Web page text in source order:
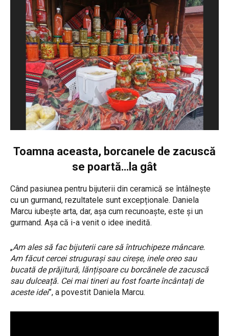
Toamna aceasta, borcanele de zacuscă
se poartă…la gât
Când pasiunea pentru bijuterii din ceramică se întâlnește
cu un gurmand, rezultatele sunt excepționale. Daniela
Marcu iubește arta, dar, așa cum recunoaște, este și un
gurmand. Așa că i-a venit o idee inedită.
„Am ales să fac bijuterii care să întruchipeze mâncare.
Am făcut cercei strugurași sau cireșe, inele oreo sau
bucată de prăjitură, lănțișoare cu borcănele de zacuscă
sau dulceață. Cei mai tineri au fost foarte încântați de
aceste idei”, a povestit Daniela Marcu.